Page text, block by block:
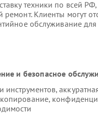
техники по всей
Клиенты могут
обслуживание
и безопасное